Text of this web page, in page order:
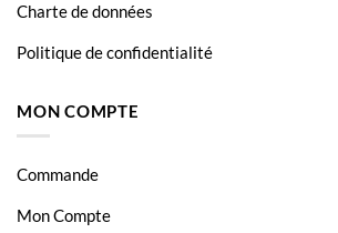
Charte de données
Politique de confidentialité
MON COMPTE
Commande
Mon Compte